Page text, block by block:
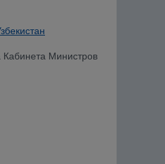
Кабинета Министров